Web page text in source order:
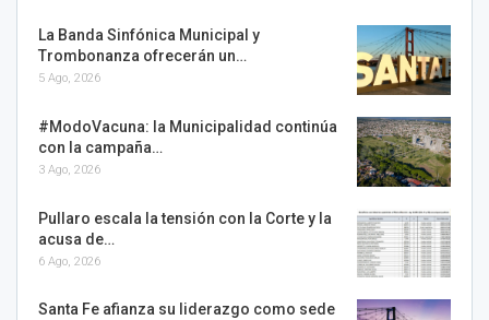
La Banda Sinfónica Municipal y
Trombonanza ofrecerán un…
5 Ago, 2026
#ModoVacuna: la Municipalidad continúa
con la campaña…
3 Ago, 2026
Pullaro escala la tensión con la Corte y la
acusa de…
6 Ago, 2026
Santa Fe afianza su liderazgo como sede